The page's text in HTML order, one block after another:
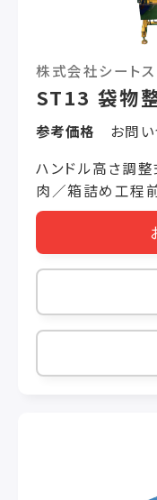
株式会社シートス
ST13 袋物
参考価格
お問
ハンドル高さ調
肉／箱詰め工程